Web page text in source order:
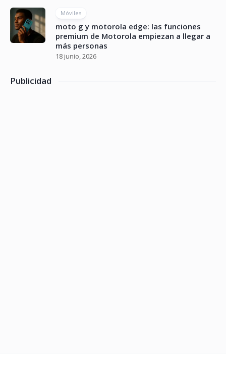
Móviles
moto g y motorola edge: las funciones
premium de Motorola empiezan a llegar a
más personas
18 junio, 2026
Publicidad